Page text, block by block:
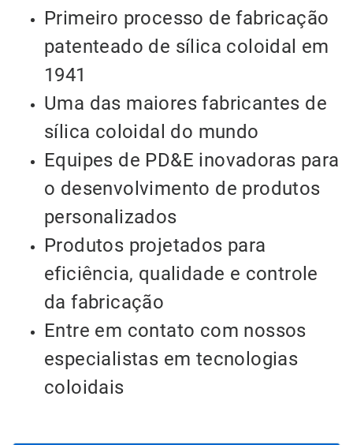
Primeiro processo de fabricação
patenteado de sílica coloidal em
1941
Uma das maiores fabricantes de
sílica coloidal do mundo
Equipes de PD&E inovadoras para
o desenvolvimento de produtos
personalizados
Produtos projetados para
eficiência, qualidade e controle
da fabricação
Entre em contato com nossos
especialistas em tecnologias
coloidais